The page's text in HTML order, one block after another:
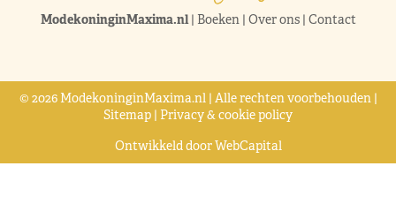
ModekoninginMaxima.nl| Boeken| Over ons| Contact
© 2026 ModekoninginMaxima.nl | Alle rechten voorbehouden |
Sitemap | Privacy & cookie policy
Ontwikkeld doorWebCapital